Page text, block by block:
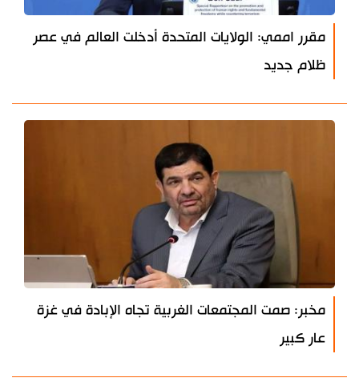
مقرر اممي: الولايات المتحدة أدخلت العالم في عصر
ظلام جديد
مخبر: صمت المجتمعات الغربية تجاه الإبادة في غزة
عار كبير